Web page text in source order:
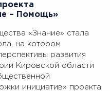
– Помощь»
«Знание» стала
на котором
развития
Кировской области
инициатив» проекта